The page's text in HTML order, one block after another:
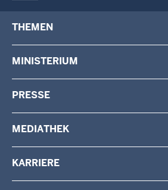
menu
THEMEN
Beteiligung
Verwaltung
Vermessung
MINISTERIUM
Behörden & Einrichtungen
PRESSE
MEDIATHEK
KARRIERE